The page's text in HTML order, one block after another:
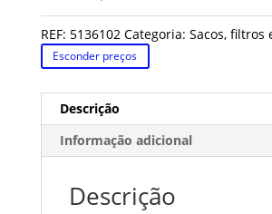
REF: 5136102 Categoria: Sacos, filtros
Esconder preços
Descrição
Informação adicional
Descrição